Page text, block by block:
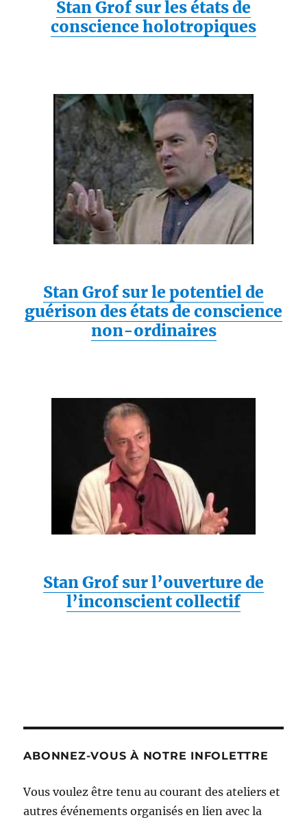
Stan Grof sur les états de
conscience holotropiques
Stan Grof sur le potentiel de
guérison des états de conscience
non-ordinaires
Stan Grof sur l’ouverture de
l’inconscient collectif
ABONNEZ-VOUS À NOTRE INFOLETTRE
Vous voulez être tenu au courant des ateliers et
autres événements organisés en lien avec la